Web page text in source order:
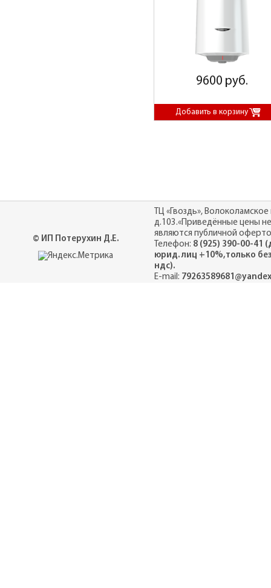
9600 руб.
© ИП Потерухин Д.Е.
ТЦ «Гвоздь», Волоколамское
д.103.«Приведённые цены не
являются публичной
Телефон: 8 (925) 390-00-41
юрид. лиц +10%,только
ндс).
E-mail: